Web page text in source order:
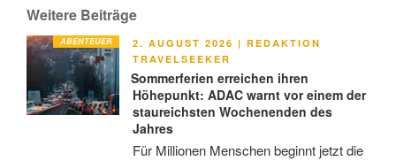
Weitere Beiträge
ABENTEUER
VERÖFFENTLICHT
AM
2. AUGUST 2026 | REDAKTION
TRAVELSEEKER
Sommerferien erreichen ihren
Höhepunkt: ADAC warnt vor einem der
staureichsten Wochenenden des
Jahres
Für Millionen Menschen beginnt jetzt die